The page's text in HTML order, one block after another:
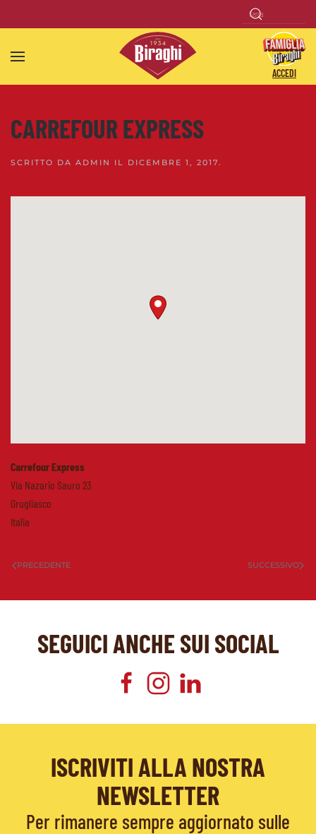
Skip to main content
ACCEDI
CARREFOUR EXPRESS
SCRITTO DA ADMIN IL DICEMBRE 1, 2017.
Carrefour Express
Via Nazario Sauro 23
Grugliasco
Italia
PRECEDENTE SUCCESSIVO
SEGUICI ANCHE SUI SOCIAL
ISCRIVITI ALLA NOSTRA
NEWSLETTER
Per rimanere sempre aggiornato sulle